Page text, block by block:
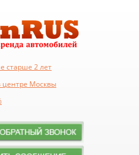
старше 2 лет
центре Москвы